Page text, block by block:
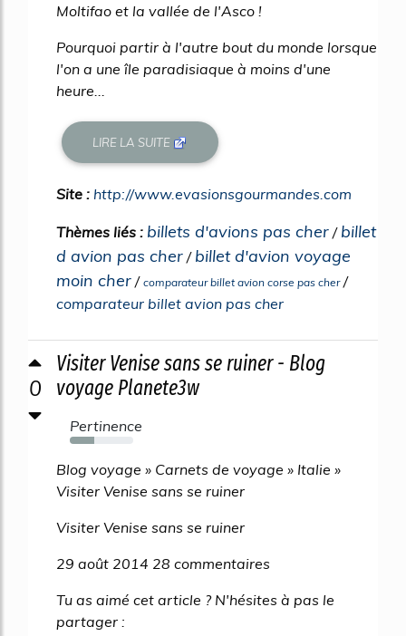
Moltifao et la vallée de l'Asco !
Pourquoi partir à l'autre bout du monde lorsque
l'on a une île paradisiaque à moins d'une
heure...
LIRE LA SUITE
Site : http://www.evasionsgourmandes.com
Thèmes liés : billets d'avions pas cher / billet
d avion pas cher / billet d'avion voyage
moin cher / comparateur billet avion corse pas cher/
comparateur billet avion pas cher
0
Visiter Venise sans se ruiner - Blog
voyage Planete3w
Pertinence
38%
Blog voyage » Carnets de voyage » Italie »
Visiter Venise sans se ruiner
Visiter Venise sans se ruiner
29 août 2014 28 commentaires
Tu as aimé cet article ? N'hésites à pas le
partager :